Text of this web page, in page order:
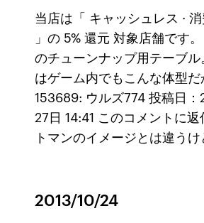
当店は「 キャッシュレス ·
」の 5% 還元 対象店舗です
のチューンナップ用テーブ
はゲーム内でもこんな体型
153689: ウルズ774 投稿日：
27日 14:41 このコメントに
トマンのイメージとは違う
2013/10/24